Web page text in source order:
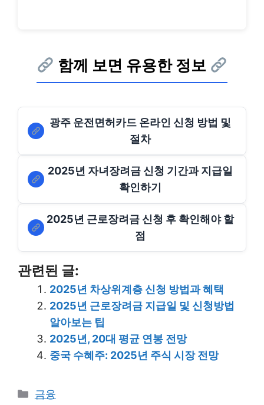
함께 보면 유용한 정보
광주 운전면허카드 온라인 신청 방법 및
절차
2025년 자녀장려금 신청 기간과 지급일
확인하기
2025년 근로장려금 신청 후 확인해야 할
점
관련된 글:
2025년 차상위계층 신청 방법과 혜택
2025년 근로장려금 지급일 및 신청방법
알아보는 팁
2025년, 20대 평균 연봉 전망
중국 수혜주: 2025년 주식 시장 전망
Categories
금융